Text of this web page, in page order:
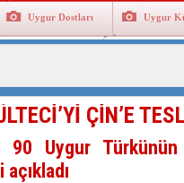
BAŞKANI : TEMMUZ AYI,DOĞU
EN AZ 143 BİN
Uygur Dostları Uygur
ÇİN’E
90 Uygur